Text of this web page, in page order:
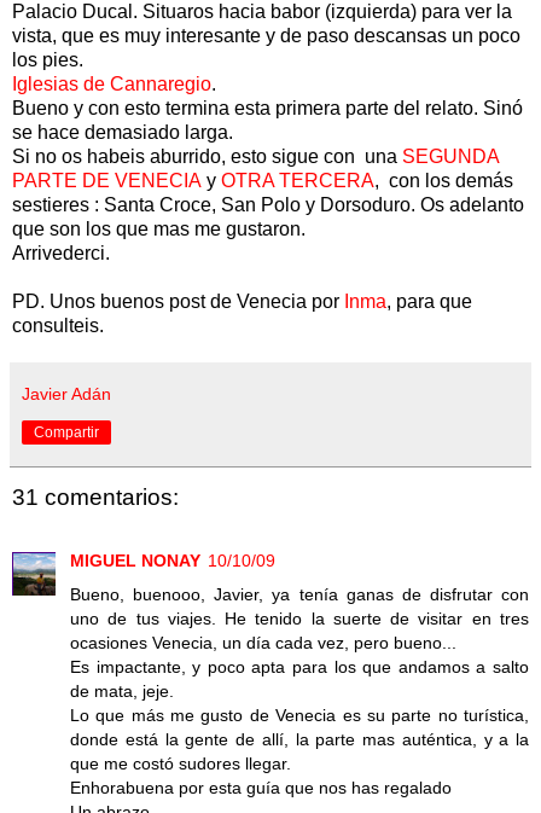
Palacio Ducal. Situaros hacia babor (izquierda) para ver la
vista, que es muy interesante y de paso descansas un poco
los pies.
Iglesias de Cannaregio.
Bueno y con esto termina esta primera parte del relato. Sinó
se hace demasiado larga.
Si no os habeis aburrido, esto sigue con una SEGUNDA
PARTE DE VENECIA y OTRA TERCERA, con los demás
sestieres : Santa Croce, San Polo y Dorsoduro. Os adelanto
que son los que mas me gustaron.
Arrivederci.
PD. Unos buenos post de Venecia por Inma, para que
consulteis.
Javier Adán
Compartir
31 comentarios:
MIGUEL NONAY 10/10/09
Bueno, buenooo, Javier, ya tenía ganas de disfrutar con
uno de tus viajes. He tenido la suerte de visitar en tres
ocasiones Venecia, un día cada vez, pero bueno...
Es impactante, y poco apta para los que andamos a salto
de mata, jeje.
Lo que más me gusto de Venecia es su parte no turística,
donde está la gente de allí, la parte mas auténtica, y a la
que me costó sudores llegar.
Enhorabuena por esta guía que nos has regalado